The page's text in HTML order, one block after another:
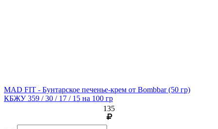
MAD FIT - Бунтарское печенье-крем от Bombbar(50 гр)
КБЖУ 359 / 30 / 17 / 15 на 100 гр
135